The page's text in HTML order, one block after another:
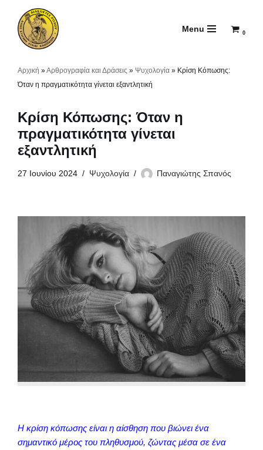
Μεταπηδήστε
Menu 0
Αρχική »Αρθρογραφία και Δράσεις » Ψυχολογία » Κρίση Κόπωσης:
Όταν η πραγματικότητα γίνεται εξαντλητική
Κρίση Κόπωσης: Όταν η
πραγματικότητα γίνεται
εξαντλητική
27 Ιουνίου 2024 Ψυχολογία Παναγιώτης Σπανός
Η κρίση κόπωσης είναι η αίσθηση που βιώνει ένα
σημαντικό μέρος του πληθυσμού, ζώντας μέσα σε ένα